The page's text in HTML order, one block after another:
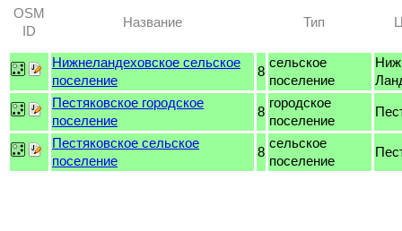
OSM
ID
Название Тип
Нижнеландеховское сельское
поселение
8
сельское
поселение
Пестяковское городское
поселение
8
городское
поселение
Пестяковское сельское
поселение
8
сельское
поселение